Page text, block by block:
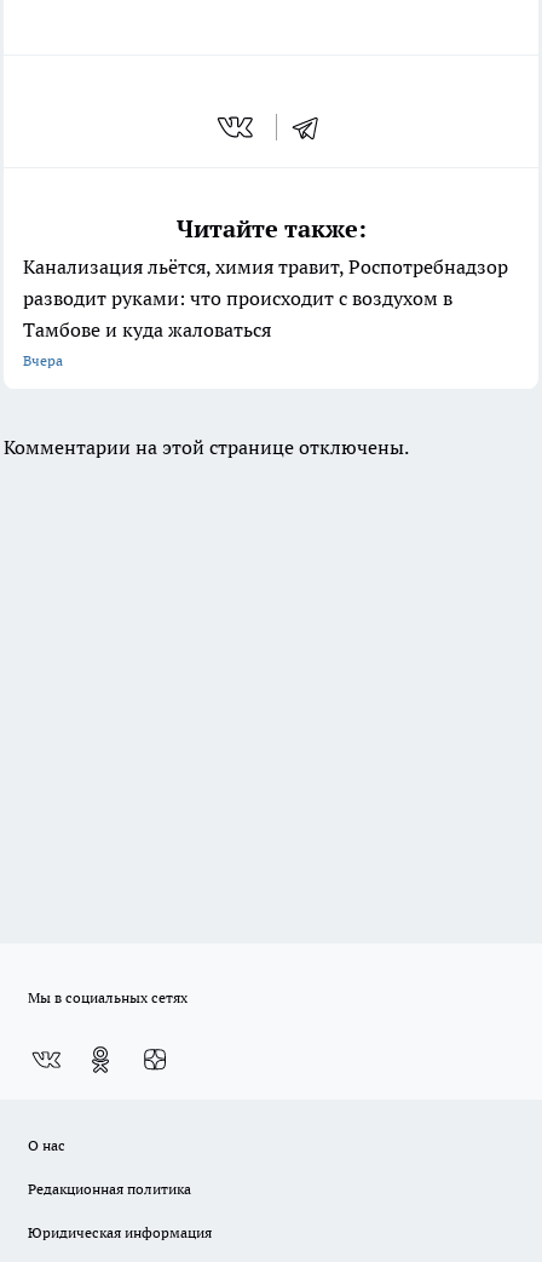
Читайте также:
Канализация льётся, химия травит, Роспотребнадзор
разводит руками: что происходит с воздухом в
Тамбове и куда жаловаться
Вчера
Комментарии на этой странице отключены.
Мы в социальных сетях
О нас
Редакционная политика
Юридическая информация